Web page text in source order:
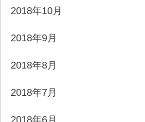
2018年10月
2018年9月
2018年8月
2018年7月
2018年6月